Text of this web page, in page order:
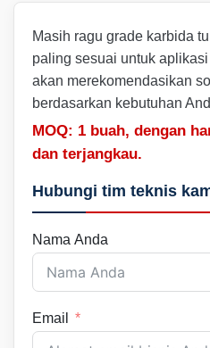
Masih ragu grade karbida
paling sesuai untuk
akan merekomendasikan
berdasarkan kebutuhan
MOQ: 1 buah, dengan
dan terjangkau.
Hubungi tim teknis
Nama Anda
Email